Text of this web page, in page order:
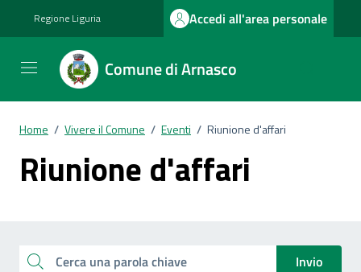
Regione Liguria Accedi all'area personale
Comune di Arnasco
Home / Vivere il Comune / Eventi / Riunione d'affari
Riunione d'affari
Esplora tutti i documenti
Cerca una parola chiave
Invio